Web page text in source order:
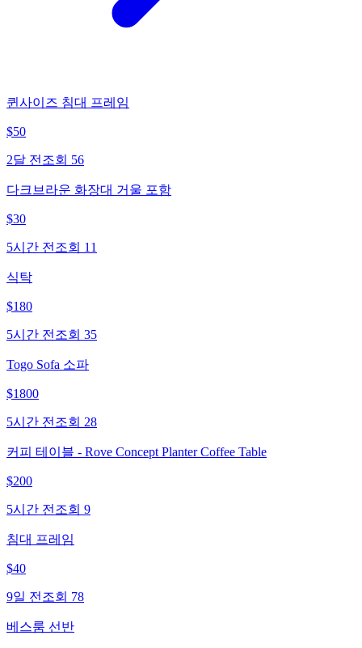
퀸사이즈 침대 프레임
$50
2달 전 조회 56
다크브라운 화장대 거울 포함
$30
5시간 전 조회 11
식탁
$180
5시간 전 조회 35
Togo Sofa 소파
$1800
5시간 전 조회 28
커피 테이블 - Rove Concept Planter Coffee Table
$200
5시간 전 조회 9
침대 프레임
$40
9일 전 조회 78
베스룸 선반